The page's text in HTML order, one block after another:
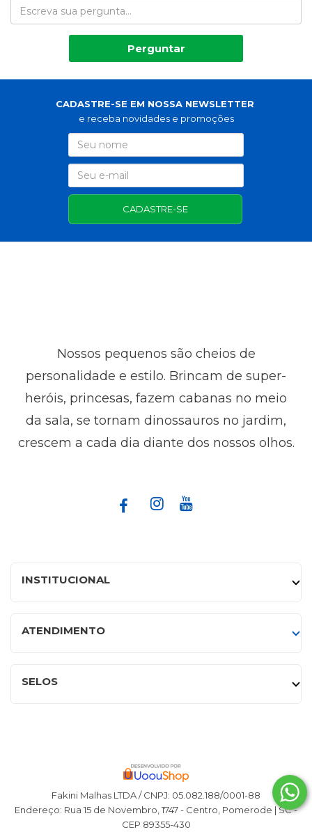
Perguntar
CADASTRE-SE EM NOSSA NEWSLETTER
e receba novidades e promoções
CADASTRE-SE
Nossos pequenos são cheios de
personalidade e estilo. Brincam de super-
heróis, princesas, fazem cabanas no meio
da sala, se tornam dinossauros no jardim,
crescem a cada dia diante dos nossos olhos.
INSTITUCIONAL
ATENDIMENTO
SELOS
Fakini Malhas LTDA / CNPJ: 05.082.188/0001-88
Endereço: Rua 15 de Novembro, 1747 - Centro, Pomerode | SC -
CEP 89355-430